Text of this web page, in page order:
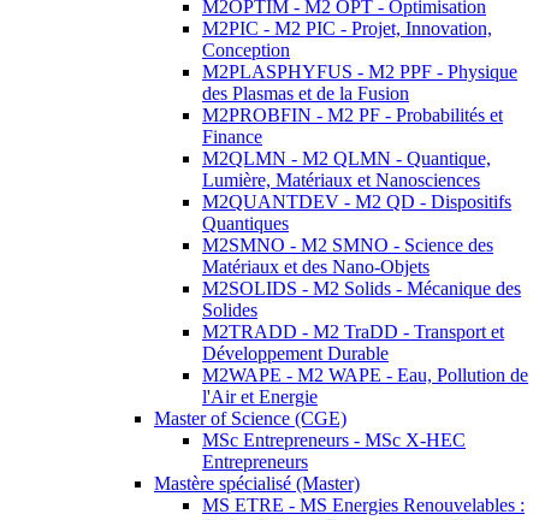
M2OPTIM - M2 OPT - Optimisation
M2PIC - M2 PIC - Projet, Innovation,
Conception
M2PLASPHYFUS - M2 PPF - Physique
des Plasmas et de la Fusion
M2PROBFIN - M2 PF - Probabilités et
Finance
M2QLMN - M2 QLMN - Quantique,
Lumière, Matériaux et Nanosciences
M2QUANTDEV - M2 QD - Dispositifs
Quantiques
M2SMNO - M2 SMNO - Science des
Matériaux et des Nano-Objets
M2SOLIDS - M2 Solids - Mécanique des
Solides
M2TRADD - M2 TraDD - Transport et
Développement Durable
M2WAPE - M2 WAPE - Eau, Pollution de
l'Air et Energie
Master of Science (CGE)
MSc Entrepreneurs - MSc X-HEC
Entrepreneurs
Mastère spécialisé (Master)
MS ETRE - MS Energies Renouvelables :